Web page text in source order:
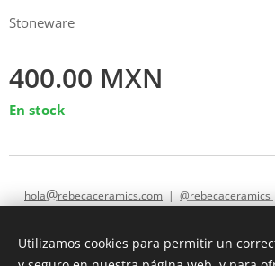
Stoneware
400.00 MXN
En stock
hola@rebecaceramics.com | @rebecaceramics
Utilizamos cookies para permitir un